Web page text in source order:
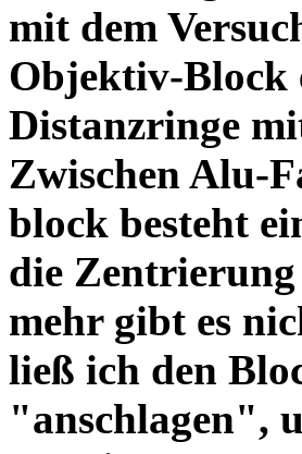
mit dem
Objektiv-Block
Distanzringe
Zwischen Alu-
block besteht
die
mehr gibt es
ließ ich den
"anschlagen",